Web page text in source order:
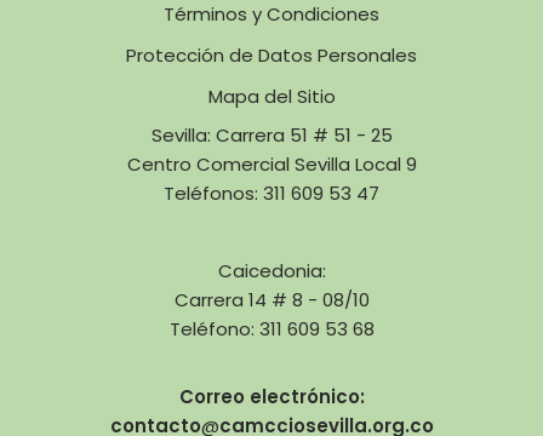
Términos y Condiciones
Protección de Datos Personales
Mapa del Sitio
Sevilla: Carrera 51 # 51 - 25
Centro Comercial Sevilla Local 9
Teléfonos: 311 609 53 47
Caicedonia:
Carrera 14 # 8 - 08/10
Teléfono: 311 609 53 68
Correo electrónico:
contacto@camcciosevilla.org.co